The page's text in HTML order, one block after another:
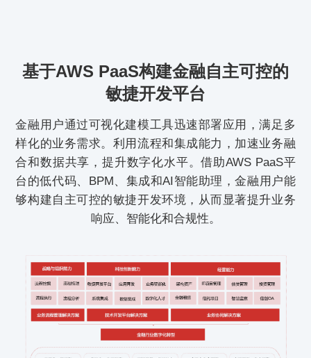
基于AWS PaaS构建金融自主可控的
敏捷开发平台
金融用户通过可视化建模工具迅速部署应用，满足多
样化的业务需求。利用流程和集成能力，加速业务融
合和数据共享，提升数字化水平。借助AWS PaaS平
台的低代码、BPM、集成和AI智能助理，金融用户能
够构建自主可控的敏捷开发环境，从而显著提升业务
响应、智能化和合规性。